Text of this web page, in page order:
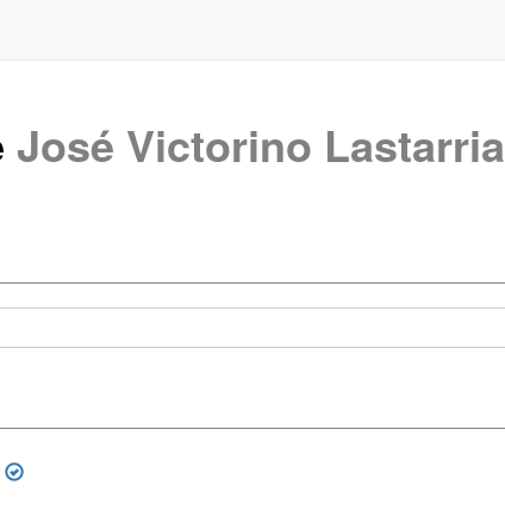
José Victorino Lastarria